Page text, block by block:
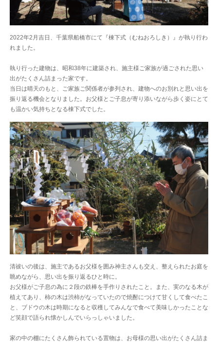
2022年2月吉日、千葉県船橋市にて『棟下式（むねおろしき）』が執り行わ
れました。
執り行った建物は、昭和38年に建築され、施主様ご家族が過ごされた思い
出がたくさん詰まった家です。
当日は晴天のもと、ご家族ご関係者が参列され、建物へのお別れと思い出を
振り返る機会となりました。お父様とご子息が寄り添いながら歩く姿にとて
も温かい気持ちとなる棟下式でした。
清祓いの後は、施主であるお父様を囲み神主さんも交え、整えられたお庭を
眺めながら、思い出を振り返るひと時に。
お父様がご子息の為に２段の鉄棒を手作りされたこと。また、実のなる木が
植えてあり、柿の木は渋柿がなっていたので焼酎につけて甘くして食べたこ
と、ブドウの木は時期になると収穫してみんなで食べて美味しかったことな
ど笑顔で語られ懐かしんでいらっしゃいました。
家の中の棚にたくさん飾られている置物は、お母様の思い出がたくさん詰ま